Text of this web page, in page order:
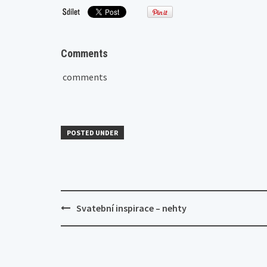
Comments
comments
POSTED UNDER
Post
navigation
Svatební inspirace – nehty